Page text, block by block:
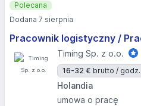
Pracownik logistyczny /
Timing Sp. z o.o.
16-32 € brutto / godz.
Holandia
umowa o pracę
Polecana
Dodana 7 sierpnia